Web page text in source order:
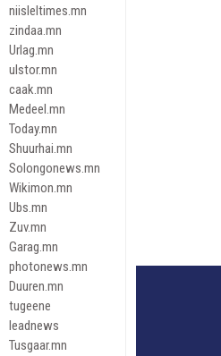
niisleltimes.mn
zindaa.mn
Urlag.mn
ulstor.mn
caak.mn
Medeel.mn
Today.mn
Shuurhai.mn
Solongonews.mn
Wikimon.mn
Ubs.mn
Zuv.mn
Garag.mn
photonews.mn
Duuren.mn
tugeene
leadnews
Tusgaar.mn